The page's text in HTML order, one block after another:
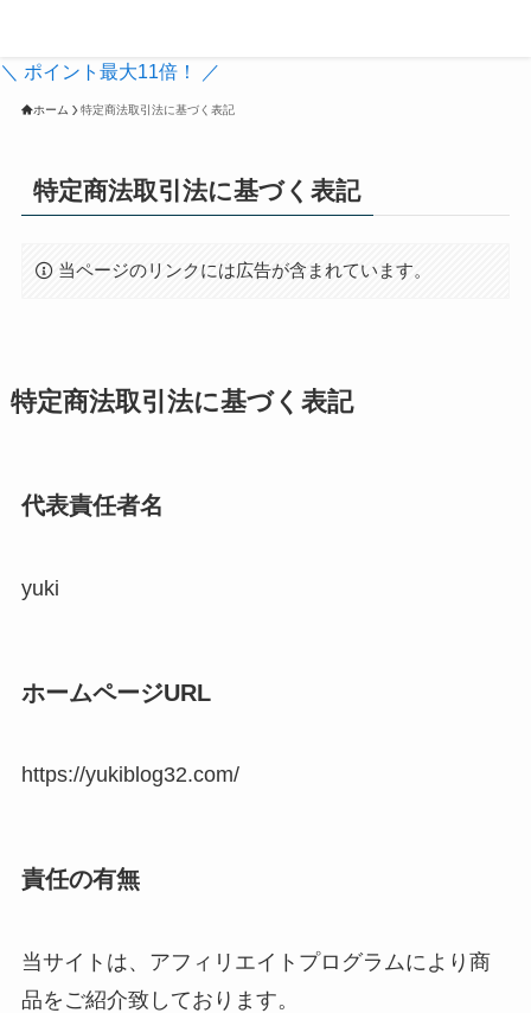
＼ ポイント最大11倍！ ／
ホーム 特定商法取引法に基づく表記
特定商法取引法に基づく表記
当ページのリンクには広告が含まれています。
特定商法取引法に基づく表記
代表責任者名
yuki
ホームページURL
https://yukiblog32.com/
責任の有無
当サイトは、アフィリエイトプログラムにより商
品をご紹介致しております。